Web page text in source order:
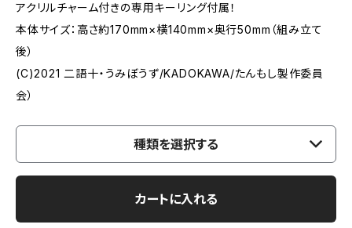
アクリルチャーム付きの専用キーリング付属！
本体サイズ：高さ約170mm×横140mm×奥行50mm（組み立て
後）
(C)2021 二語十・うみぼうず/KADOKAWA/たんもし製作委員
会）
種類を選択する
カートに入れる